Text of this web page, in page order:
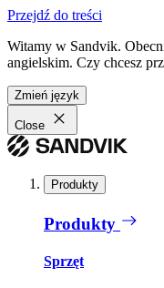
Przejdź do treści
Witamy w Sandvik.
angielskim. Czy chcesz
Zmień język
Close
Produkty
Produkty
Sprzęt